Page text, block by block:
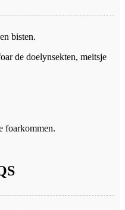
bisten.
de doelynsekten, meitsje
foarkommen.